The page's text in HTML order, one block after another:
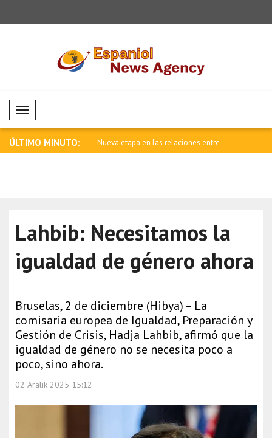
Mobil Menü
ÚLTIMO MINUTO:
Senado a aprobar la Nueva etapa en las relaciones entre
Lahbib: Necesitamos la
igualdad de género ahora
Bruselas, 2 de diciembre (Hibya) – La
comisaria europea de Igualdad, Preparación y
Gestión de Crisis, Hadja Lahbib, afirmó que la
igualdad de género no se necesita poco a
poco, sino ahora.
02 Aralık 2025 15:12